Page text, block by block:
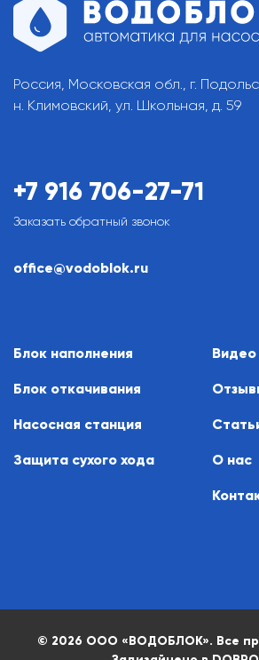
Россия, Московская обл., г.
н. Климовский, ул. Школьная, д. 59
+7 916 706-27-71
Заказать обратный звонок
office@vodoblok.ru
Блок наполнения
Блок откачивания
Насосная станция
Защита сухого хода
Видео
О нас
© 2026 ООО «ВОДОБЛОК». Все